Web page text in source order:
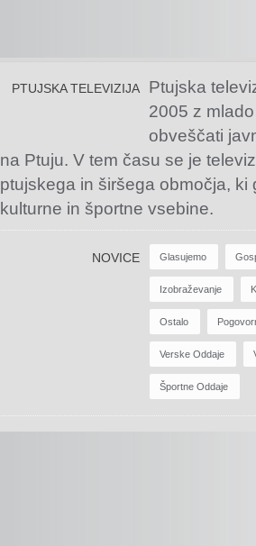
PTUJSKA TELEVIZIJA
Ptujska
2005 z
obveščati
na Ptuju. V tem času se je
ptujskega in širšega območja,
kulturne in športne vsebine.
NOVICE Glasujemo
Izobraževanje
Ostalo
Verske Oddaje
Športne Oddaje